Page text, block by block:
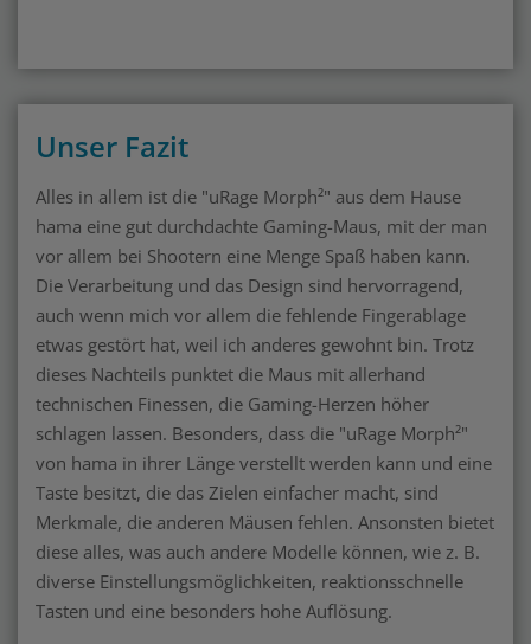
Unser Fazit
Alles in allem ist die "uRage Morph²" aus dem Hause
hama eine gut durchdachte Gaming-Maus, mit der man
vor allem bei Shootern eine Menge Spaß haben kann.
Die Verarbeitung und das Design sind hervorragend,
auch wenn mich vor allem die fehlende Fingerablage
etwas gestört hat, weil ich anderes gewohnt bin. Trotz
dieses Nachteils punktet die Maus mit allerhand
technischen Finessen, die Gaming-Herzen höher
schlagen lassen. Besonders, dass die "uRage Morph²"
von hama in ihrer Länge verstellt werden kann und eine
Taste besitzt, die das Zielen einfacher macht, sind
Merkmale, die anderen Mäusen fehlen. Ansonsten bietet
diese alles, was auch andere Modelle können, wie z. B.
diverse Einstellungsmöglichkeiten, reaktionsschnelle
Tasten und eine besonders hohe Auflösung.